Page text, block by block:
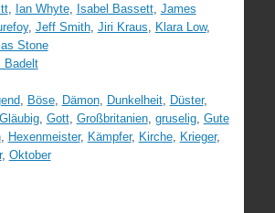
, Ian Whyte, Isabel Bassett, James
, Jeff Smith, Jiri Kraus, Klara Low,
Stone
Badelt
, Böse, Dämon, Dunkelheit, Düster,
Gläubig, Gott, Großbritanien, gruselig, Gute
, Hexenmeister, Kämpfer, Kirche, Krieger,
, Oktober